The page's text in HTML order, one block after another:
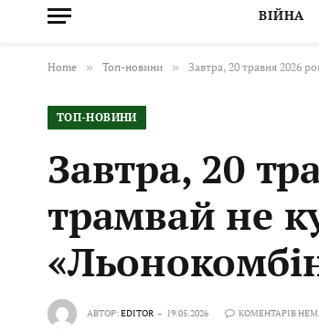
ВІЙНА
Home » Топ-новини » Завтра, 20 травня 2026
ТОП-НОВИНИ
Завтра, 20
трамвай не
АВТОР:EDITOR 19.05.2026 КОМЕНТАРІВ